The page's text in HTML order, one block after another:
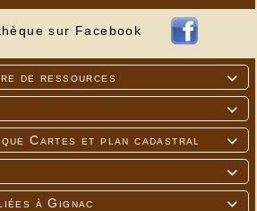
sur Facebook

de ressources


Cartes et plan cadastral


à Gignac